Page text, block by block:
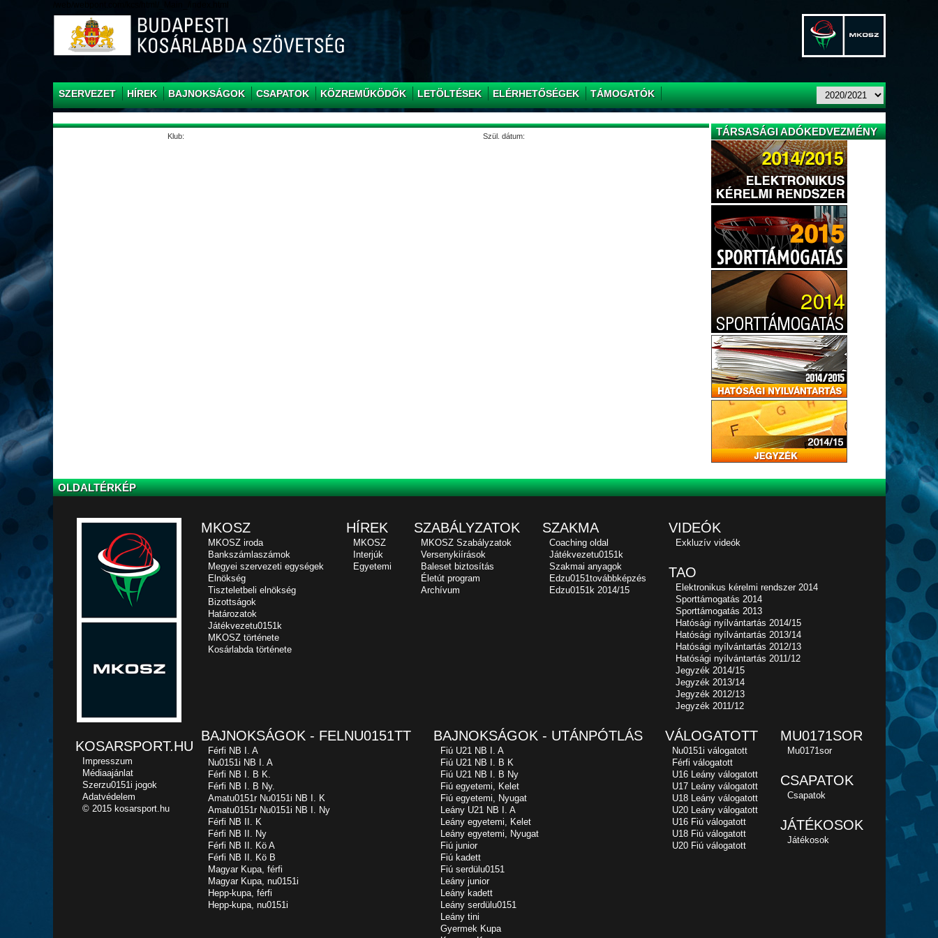
SZERVEZET HÍREK BAJNOKSÁGOK CSAPATOK KÖZREMŰKÖDŐK LETÖLTÉSEK ELÉRHETŐSÉGEK TÁMOGATÓK
Klub: Szül. dátum: TÁRSASÁGI ADÓKEDVEZMÉNY
OLDALTÉRKÉP
MKOSZ
MKOSZ iroda
Bankszámlaszámok
Megyei szervezeti egységek
Elnökség
Tiszteletbeli elnökség
Bizottságok
Határozatok
Játékvezetu0151k
MKOSZ története
Kosárlabda története
HÍREK
MKOSZ
Interjúk
Egyetemi
SZABÁLYZATOK
MKOSZ Szabályzatok
Versenykiírások
Baleset biztosítás
Életút program
Archívum
SZAKMA
Coaching oldal
Játékvezetu0151k
Szakmai anyagok
Edzu0151továbbképzés
Edzu0151k 2014/15
VIDEÓK
Exkluzív videók
TAO
Elektronikus kérelmi rendszer 2014
Sporttámogatás 2014
Sporttámogatás 2013
Hatósági nyílvántartás 2014/15
Hatósági nyílvántartás 2013/14
Hatósági nyílvántartás 2012/13
Hatósági nyílvántartás 2011/12
Jegyzék 2014/15
Jegyzék 2013/14
Jegyzék 2012/13
Jegyzék 2011/12
BAJNOKSÁGOK - FELNU0151TT
Férfi NB I. A
Nu0151i NB I. A
Férfi NB I. B K.
Férfi NB I. B Ny.
Amatu0151r Nu0151i NB I. K
Amatu0151r Nu0151i NB I. Ny
Férfi NB II. K
Férfi NB II. Ny
Férfi NB II. Kö A
Férfi NB II. Kö B
Magyar Kupa, férfi
Magyar Kupa, nu0151i
Hepp-kupa, férfi
Hepp-kupa, nu0151i
BAJNOKSÁGOK - UTÁNPÓTLÁS
Fiú U21 NB I. A
Fiú U21 NB I. B K
Fiú U21 NB I. B Ny
Fiú egyetemi, Kelet
Fiú egyetemi, Nyugat
Leány U21 NB I. A
Leány egyetemi, Kelet
Leány egyetemi, Nyugat
Fiú junior
Fiú kadett
Fiú serdülu0151
Leány junior
Leány kadett
Leány serdülu0151
Leány tini
Gyermek Kupa
VÁLOGATOTT
Nu0151i válogatott
Férfi válogatott
U16 Leány válogatott
U17 Leány válogatott
U18 Leány válogatott
U20 Leány válogatott
U16 Fiú válogatott
U18 Fiú válogatott
U20 Fiú válogatott
MU0171SOR
Mu0171sor
CSAPATOK
Csapatok
JÁTÉKOSOK
Játékosok
KOSARSPORT.HU
Impresszum
Médiaajánlat
Szerzu0151i jogok
Adatvédelem
© 2015 kosarsport.hu